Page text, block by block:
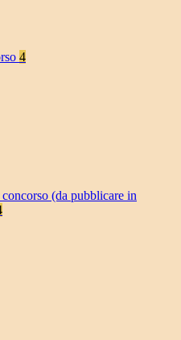
4
(da pubblicare in